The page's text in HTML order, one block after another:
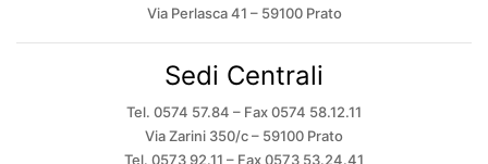
Via Perlasca 41 – 59100 Prato
Sedi Centrali
Tel. 0574 57.84 – Fax 0574 58.12.11
Via Zarini 350/c – 59100 Prato
Tel. 0573 92.11 – Fax 0573 53.24.41